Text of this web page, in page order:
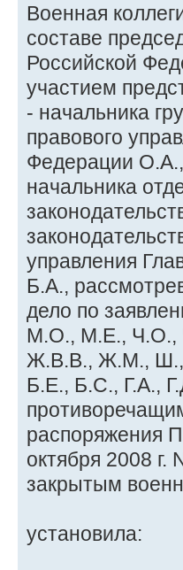
Военная
составе
Российской
участием
- начальника
правового
Федерации
начальника
управления
Б.А.,
дело по
М.О., М.Е., Ч.О.,
Ж.В.В., Ж.М., Ш.,
Б.Е., Б.С., Г.А.,
распоряжения
октября 2008 г.
закрытым
установила: